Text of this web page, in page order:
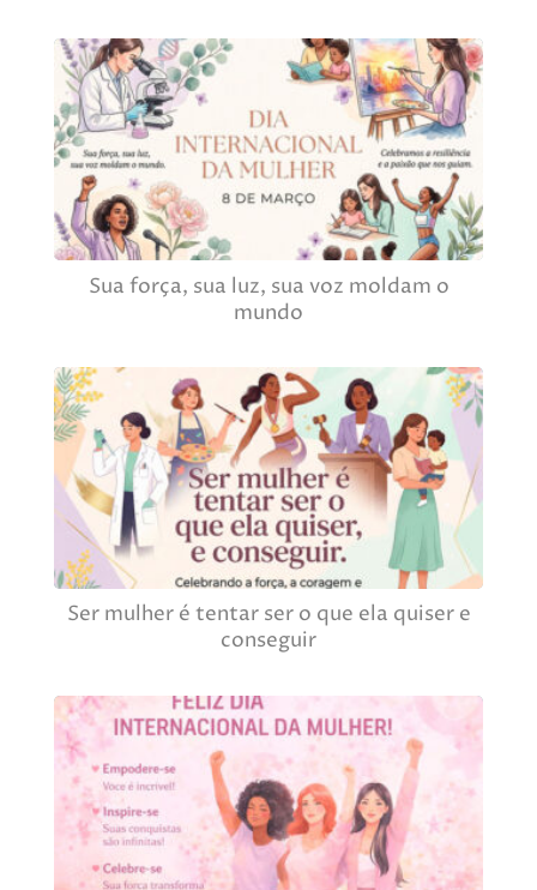
Sua força, sua luz, sua voz moldam o
mundo
Ser mulher é tentar ser o que ela quiser e
conseguir